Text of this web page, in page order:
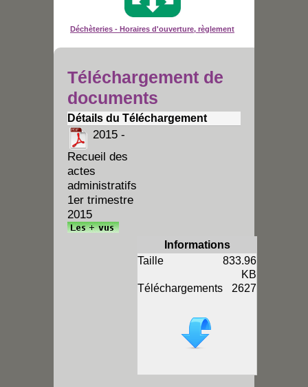
Déchèteries - Horaires d'ouverture, règlement
Téléchargement de
documents
Détails du Téléchargement
2015 -
Recueil des
actes
administratifs
1er trimestre
2015
Informations
Taille
833.96
KB
Téléchargements
2627